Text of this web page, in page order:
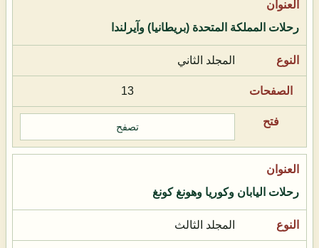
رحلات المملكة المتحدة (بريطانيا) وآيرلندا
المجلد الثاني
13
تصفح
رحلات اليابان وكوريا وهونغ كونغ
المجلد الثالث